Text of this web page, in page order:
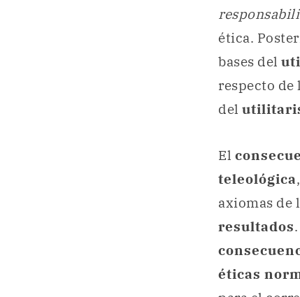
ética.
bases del
respecto de
del
El
teleológica
axiomas de
resultados
éticas